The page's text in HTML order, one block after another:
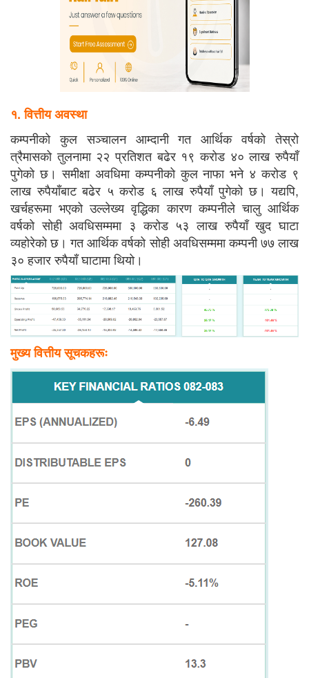
१. वित्तीय अवस्था
कम्पनीको कुल सञ्चालन आम्दानी गत आर्थिक वर्षको तेस्रो
त्रैमासको तुलनामा २२ प्रतिशत बढेर १९ करोड ४० लाख रुपैयाँ
पुगेको छ। समीक्षा अवधिमा कम्पनीको कुल नाफा भने ४ करोड ९
लाख रुपैयाँबाट बढेर ५ करोड ६ लाख रुपैयाँ पुगेको छ। यद्यपि,
खर्चहरूमा भएको उल्लेख्य वृद्धिका कारण कम्पनीले चालु आर्थिक
वर्षको सोही अवधिसम्ममा ३ करोड ५३ लाख रुपैयाँ खुद घाटा
व्यहोरेको छ। गत आर्थिक वर्षको सोही अवधिसम्ममा कम्पनी ७७ लाख
३० हजार रुपैयाँ घाटामा थियो।
मुख्य वित्तीय सूचकहरूः